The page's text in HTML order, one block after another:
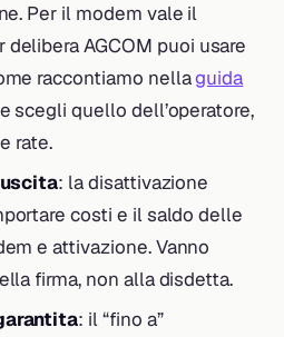
Per il modem vale il
delibera AGCOM puoi usare
raccontiamo nellaguida
scegli quello dell’operatore,
rate.
: la disattivazione
costi e il saldo delle
e attivazione. Vanno
firma, non alla disdetta.
: il “fino a”